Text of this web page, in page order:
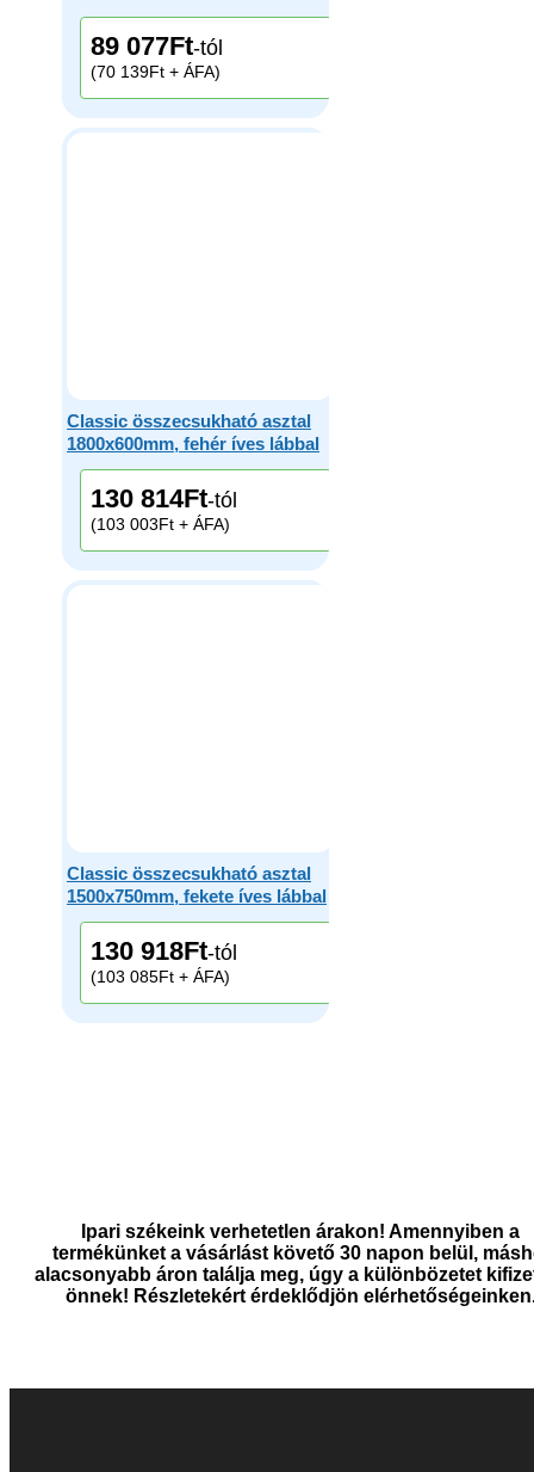
89 077Ft-tól
(70 139Ft + ÁFA)
Classic összecsukható asztal
1800x600mm, fehér íves lábbal
130 814Ft-tól
(103 003Ft + ÁFA)
Classic összecsukható asztal
1500x750mm, fekete íves lábbal
130 918Ft-tól
(103 085Ft + ÁFA)
Ipari székeink verhetetlen árakon! Amennyiben a
termékünket a vásárlást követő 30 napon belül,
alacsonyabb áron találja meg, úgy a különbözetet
önnek! Részletekért érdeklődjön